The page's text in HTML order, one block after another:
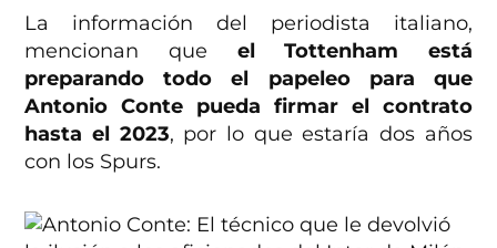
La información del periodista italiano,
mencionan que el Tottenham está
preparando todo el papeleo para que
Antonio Conte pueda firmar el contrato
hasta el 2023, por lo que estaría dos años
con los Spurs.